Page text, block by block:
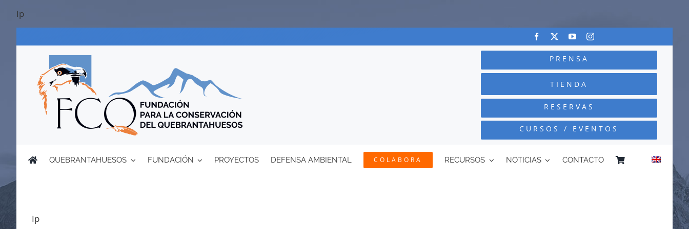
contenido
Ip
PRENSA
TIENDA
RESERVAS
CURSOS / EVENTOS
QUEBRANTAHUESOS FUNDACIÓN PROYECTOS DEFENSA AMBIENTAL COLABORA RECURSOS NOTICIAS CONTACTO
Ip